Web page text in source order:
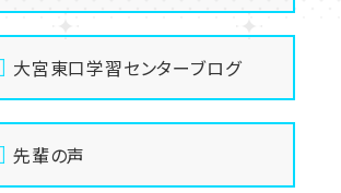
大宮東口学習センターブログ
先輩の声